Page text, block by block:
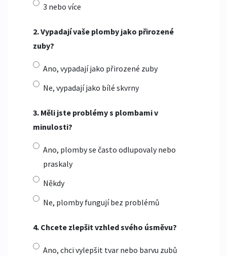
3 nebo více
2. Vypadají vaše plomby jako přirozené
zuby?
Ano, vypadají jako přirozené zuby
Ne, vypadají jako bílé skvrny
3. Měli jste problémy s plombami v
minulosti?
Ano, plomby se často odlupovaly nebo
praskaly
Někdy
Ne, plomby fungují bez problémů
4. Chcete zlepšit vzhled svého úsměvu?
Ano, chci vylepšit tvar nebo barvu zubů